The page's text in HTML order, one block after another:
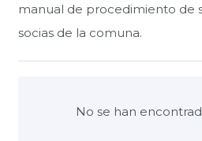
manual de procedimiento de
socias de la comuna.
No se han